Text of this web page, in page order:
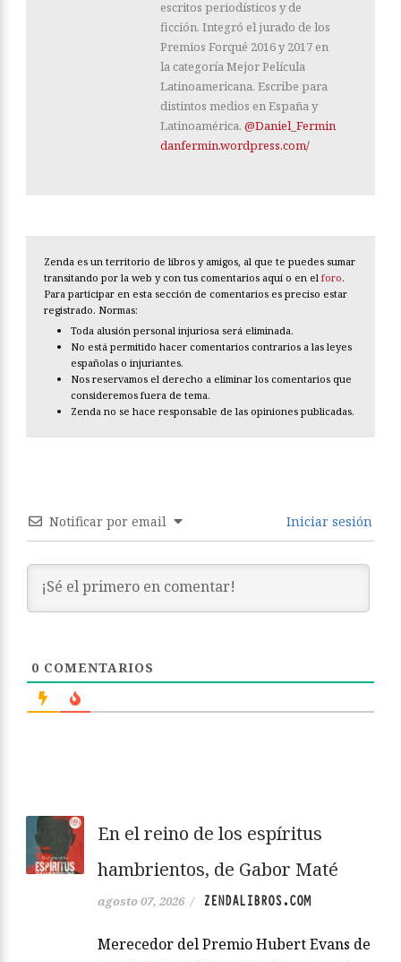
escritos periodísticos y de
ficción. Integró el jurado de los
Premios Forqué 2016 y 2017 en
la categoría Mejor Película
Latinoamericana. Escribe para
distintos medios en España y
Latinoamérica. @Daniel_Fermin
danfermin.wordpress.com/
Zenda es un territorio de libros y amigos, al que te puedes sumar
transitando por la web y con tus comentarios aquí o en el foro.
Para participar en esta sección de comentarios es preciso estar
registrado. Normas:
Toda alusión personal injuriosa será eliminada.
No está permitido hacer comentarios contrarios a las leyes
españolas o injuriantes.
Nos reservamos el derecho a eliminar los comentarios que
consideremos fuera de tema.
Zenda no se hace responsable de las opiniones publicadas.
Notificar por email Iniciar sesión
0 COMENTARIOS
En el reino de los espíritus
hambrientos, de Gabor Maté
agosto 07, 2026 / ZENDALIBROS.COM
Merecedor del Premio Hubert Evans de